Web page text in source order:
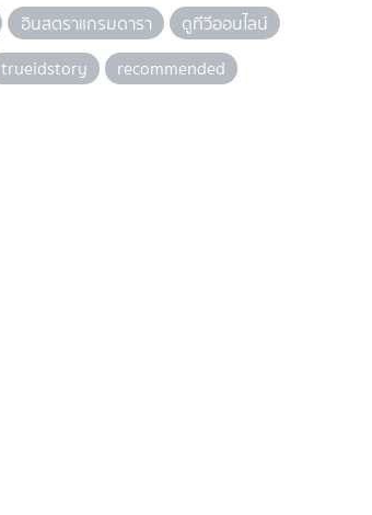
อินสตราแกรมดารา
ดูทีวีออนไลน์
trueidstory recommended